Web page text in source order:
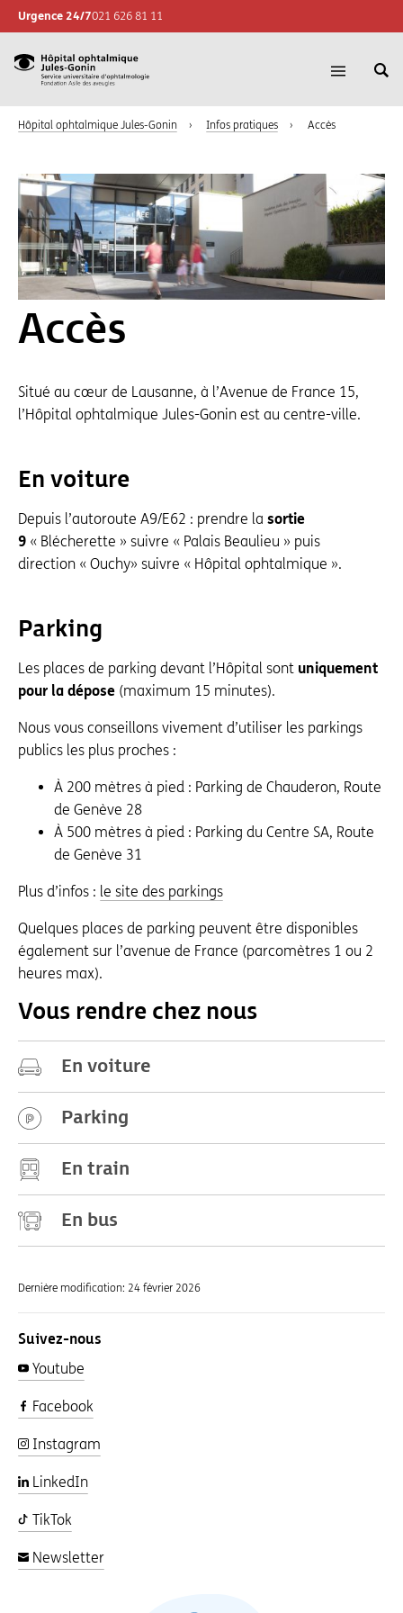
Urgence 24/7021 626 81 11
Hôpital
ophtalmique
Jules-
Sevice
universitaire
d'ophtalmologie,
Fondation
Asile
la
Hôpital ophtalmique Jules-Gonin › Infos pratiques › Accès
Accès
Situé au cœur de Lausanne, à l’Avenue de France 15,
l’Hôpital ophtalmique Jules-Gonin est au centre-ville.
En voiture
Depuis l’autoroute A9/E62 : prendre la sortie
9 « Blécherette » suivre « Palais Beaulieu » puis
direction « Ouchy» suivre « Hôpital ophtalmique ».
Parking
Les places de parking devant l’Hôpital sont uniquement
pour la dépose (maximum 15 minutes).
Nous vous conseillons vivement d’utiliser les parkings
publics les plus proches :
À 200 mètres à pied : Parking de Chauderon, Route
de Genève 28
À 500 mètres à pied : Parking du Centre SA, Route
de Genève 31
Plus d’infos : le site des parkings
Quelques places de parking peuvent être disponibles
également sur l’avenue de France (parcomètres 1 ou 2
heures max).
Vous rendre chez nous
En voiture
Parking
En train
En bus
Dernière modification: 24 février 2026
Suivez-nous
Youtube
Facebook
Instagram
LinkedIn
TikTok
Newsletter